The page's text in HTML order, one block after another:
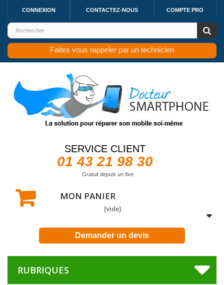
CONNEXION CONTACTEZ-NOUS COMPTE PRO
Faites vous rappeler par un technicien
SERVICE CLIENT
01 43 21 98 30
Gratuit depuis un fixe
MON PANIER
(vide)
Demander un devis
RUBRIQUES